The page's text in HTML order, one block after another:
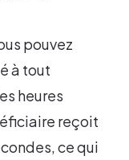
pouvez
à tout
heures
reçoit
ce qui